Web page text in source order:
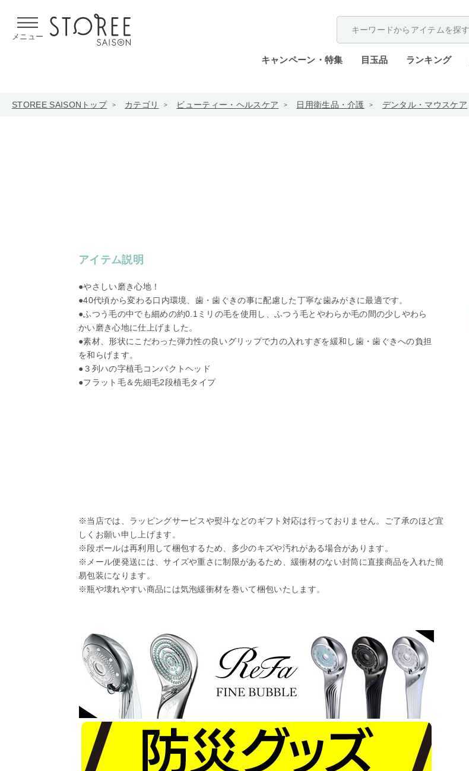
メニュー
キャンペーン・特集 目玉品 ランキング
STOREE SAISONトップ カテゴリ ビューティー・ヘルスケア 日用衛生品・介護 デンタル・マウスケア
アイテム説明
●やさしい磨き心地！
●40代頃から変わる口内環境、歯・歯ぐきの事に配慮した丁寧な歯みがきに最適です。
●ふつう毛の中でも細めの約0.1ミリの毛を使用し、ふつう毛とやわらか毛の間の少しやわら
かい磨き心地に仕上げました。
●素材、形状にこだわった弾力性の良いグリップで力の入れすぎを緩和し歯・歯ぐきへの負担
を和らげます。
●３列ハの字植毛コンパクトヘッド
●フラット毛＆先細毛2段植毛タイプ
※当店では、ラッピングサービスや熨斗などのギフト対応は行っておりません。ご了承のほど宜
しくお願い申し上げます。
※段ボールは再利用して梱包するため、多少のキズや汚れがある場合があります。
※メール便発送には、サイズや重さに制限があるため、緩衝材のない封筒に直接商品を入れた簡
易包装になります。
※瓶や壊れやすい商品には気泡緩衝材を巻いて梱包いたします。